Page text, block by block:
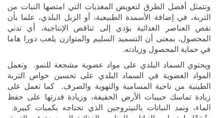
وتتمثل أفضل الطرق لتعويض المغذيات التي امتصها النبات من
التربة، في إضافة الأسمدة الطبيعية، أو الزبل البلدي، علما بأن
نقص العناصر الغذائية يؤدي إلى تناقص الإنتاجية، أي تدني
المحصول، بمعنى أن التسميد السليم والمتوازن يلعب دورا هاما
في حماية المحصول وزيادته.
ويحتوي السماد البلدي على مواد عضوية مشجعة للنمو. وتعمل
المواد العضوية في السماد البلدي على تحسين خواص التربة
الطينية من ناحية المسامية والتهوية والصرف. كما تعمل على
زيادة تماسك حبيبات الأرض الخفيفة، وزيادة قدرتها على حفظ
الماء، وتمد النباتات بالنيتروجين الذي تحتاجه بكميات كبيرة.